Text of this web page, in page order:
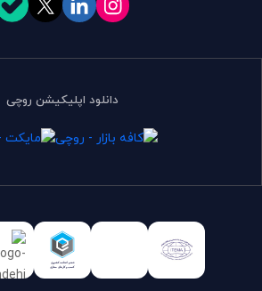
دانلود اپلیکیشن روچی